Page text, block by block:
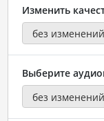
Изменить
Выберите